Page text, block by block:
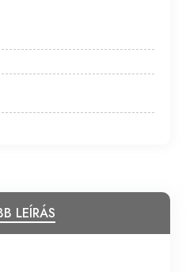
LEÍRÁS